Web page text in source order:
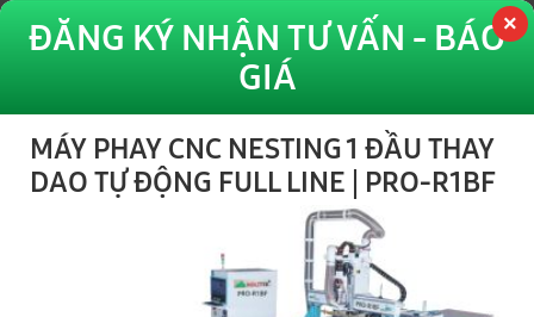
ĐĂNG KÝ NHẬN TƯ VẤN - BÁO
GIÁ
MÁY PHAY CNC NESTING 1 ĐẦU THAY
DAO TỰ ĐỘNG FULL LINE | PRO-R1BF
ĐẠI PHÚC VINH CNCToàn Quốc